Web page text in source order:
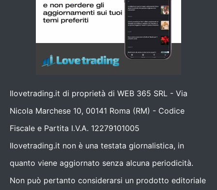
Ilovetrading.it di proprietà di WEB 365 SRL - Via
Nicola Marchese 10, 00141 Roma (RM) - Codice
Fiscale e Partita I.V.A. 12279101005
Ilovetrading.it non è una testata giornalistica, in
quanto viene aggiornato senza alcuna periodicità.
Non può pertanto considerarsi un prodotto editoriale